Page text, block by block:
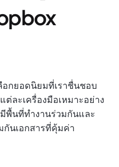
กยอดนิยมที่เราชื่นชอบ
ละเครื่องมือเหมาะอย่าง
พื้นที่ทำงานร่วมกันและ
กันเอกสารที่คุ้มค่า